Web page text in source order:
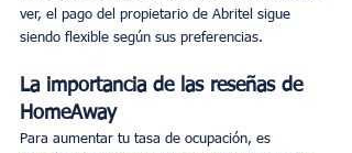
ver, el pago del propietario de Abritel sigue
siendo flexible según sus preferencias.
La importancia de las reseñas de
HomeAway
Para aumentar tu tasa de ocupación, es